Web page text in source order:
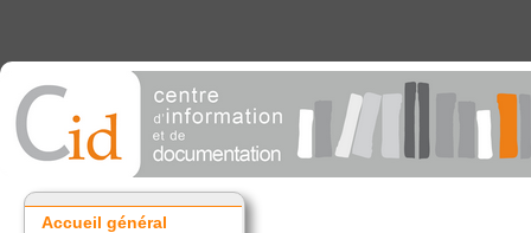
Accueil général